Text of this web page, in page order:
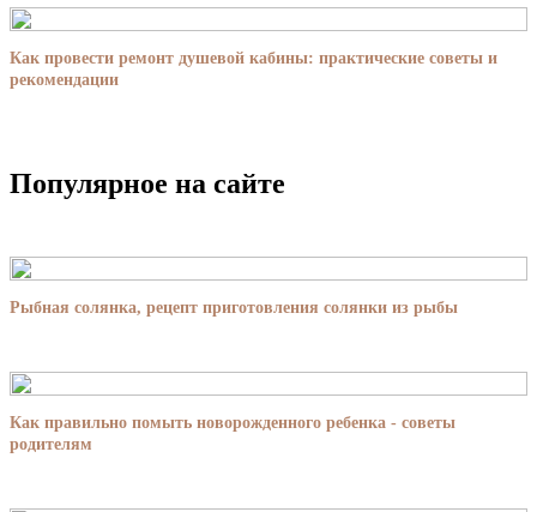
Как провести ремонт душевой кабины: практические советы и
рекомендации
Популярное на сайте
Рыбная солянка, рецепт приготовления солянки из рыбы
Как правильно помыть новорожденного ребенка - советы
родителям